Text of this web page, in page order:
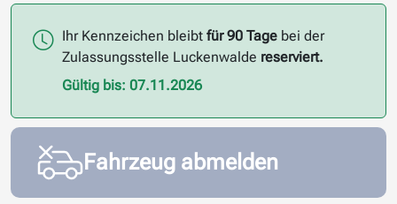
Ihr Kennzeichen bleibtfür 90 Tage bei der
Zulassungsstelle Luckenwalde reserviert.
Gültig bis: 07.11.2026
Fahrzeug abmelden